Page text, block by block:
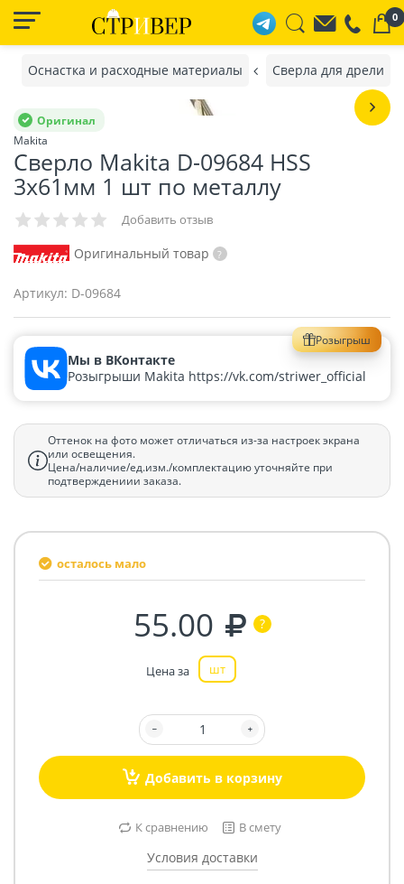
0
Оснастка и расходные материалы Сверла для дрели
Оригинал
Makita
Сверло Makita D-09684 HSS
3х61мм 1 шт по металлу
Добавить отзыв
Оригинальный товар
Артикул: D-09684
Розыгрыш
Мы в ВКонтакте
Розыгрыши Makita https://vk.com/striwer_official
Оттенок на фото может отличаться из-за настроек экрана
или освещения.
Цена/наличие/ед.изм./комплектацию уточняйте при
подтверждениии заказа.
осталось мало
55.00
Цена за шт
Добавить в корзину
К сравнению В смету
Условия доставки